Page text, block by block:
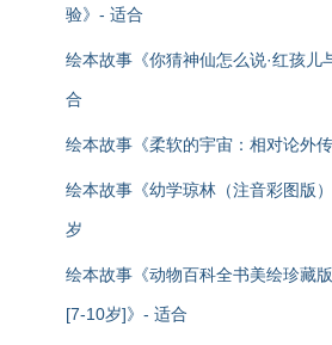
验》- 适合
绘本故事《你猜神仙怎么说·红孩儿
合
绘本故事《柔软的宇宙：相对论外
绘本故事《幼学琼林（注音彩图版
岁
绘本故事《动物百科全书美绘珍藏
[7-10岁]》- 适合